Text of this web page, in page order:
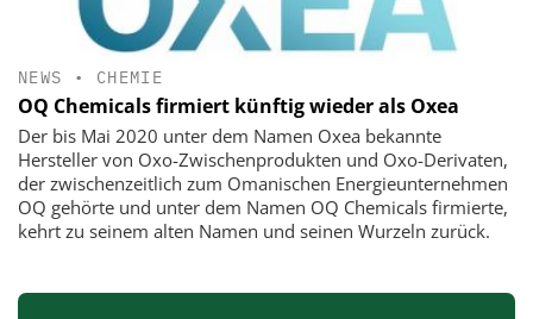
NEWS • CHEMIE
OQ Chemicals firmiert künftig wieder als Oxea
Der bis Mai 2020 unter dem Namen Oxea bekannte
Hersteller von Oxo-Zwischenprodukten und Oxo-Derivaten,
der zwischenzeitlich zum Omanischen Energieunternehmen
OQ gehörte und unter dem Namen OQ Chemicals firmierte,
kehrt zu seinem alten Namen und seinen Wurzeln zurück.